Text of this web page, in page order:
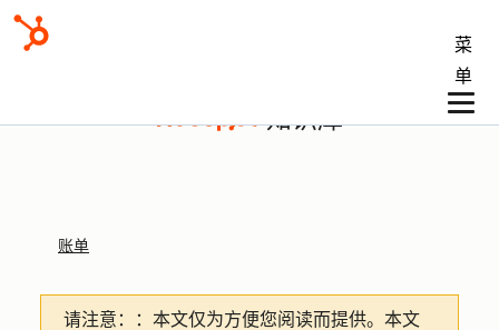
菜
单
知识库
账单
请注意： ：本文仅为方便您阅读而提供。 本文